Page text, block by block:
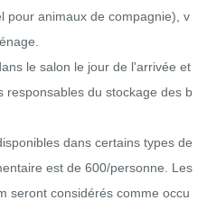
pour animaux de compagnie), v
le salon le jour de l'arrivée et
responsables du stockage des b
dans certains types de
est de 600/personne. Les
seront considérés comme occu